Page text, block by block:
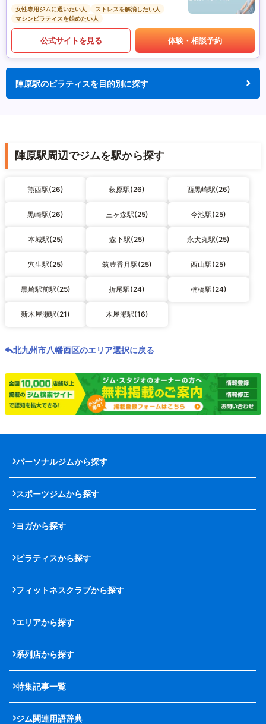
女性専用ジムに通いたい人
ストレスを解消したい人
マシンピラティスを始めたい人
公式サイトを見る 体験・相談予約
陣原駅のピラティスを目的別に探す
陣原駅周辺でジムを駅から探す
熊西駅(26) 萩原駅(26) 西黒崎駅(26)
黒崎駅(26) 三ヶ森駅(25) 今池駅(25)
本城駅(25) 森下駅(25) 永犬丸駅(25)
穴生駅(25) 筑豊香月駅(25) 西山駅(25)
黒崎駅前駅(25) 折尾駅(24) 楠橋駅(24)
新木屋瀬駅(21) 木屋瀬駅(16)
北九州市八幡西区のエリア選択に戻る
パーソナルジムから探す
スポーツジムから探す
ヨガから探す
ピラティスから探す
フィットネスクラブから探す
エリアから探す
系列店から探す
特集記事一覧
ジム関連用語辞典